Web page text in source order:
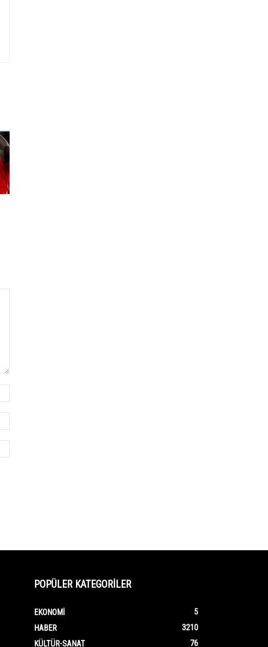
POPÜLER KATEGORİLER
EKONOMI
5
HABER
3210
KÜLTÜR-SANAT
76